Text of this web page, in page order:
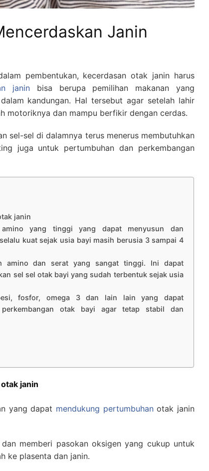
Janin
pembentukan, kecerdasan otak janin harus
janin bisa berupa pemilihan makanan yang
kandungan. Hal tersebut agar setelah lahir
motoriknya dan mampu berfikir dengan cerdas.
sel-sel di dalamnya terus menerus membutuhkan
juga untuk pertumbuhan dan perkembangan
janin
amino yang tinggi yang dapat menyusun dan
kuat sejak usia bayi masih berusia 3 sampai 4
amino dan serat yang sangat tinggi. Ini dapat
sel sel otak bayi yang sudah terbentuk sejak usia
fosfor, omega 3 dan lain lain yang dapat
perkembangan otak bayi agar tetap stabil dan
janin
yang dapat mendukung pertumbuhanotak janin
memberi pasokan oksigen yang cukup untuk
ke plasenta dan janin.